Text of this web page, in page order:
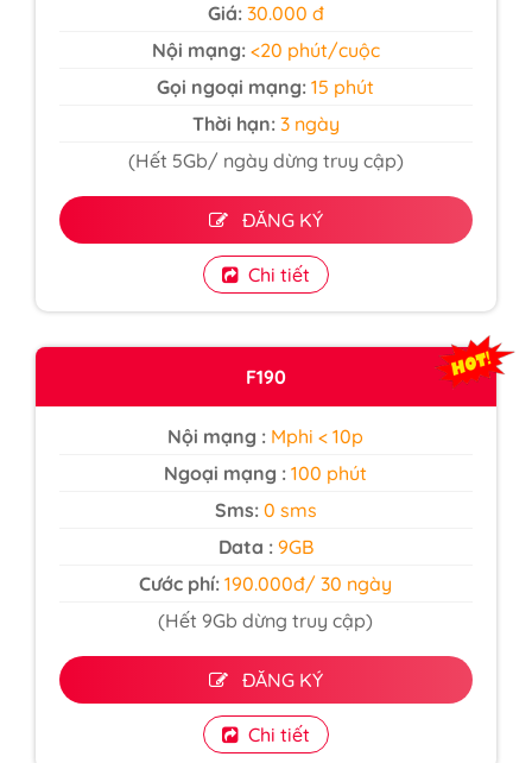
Giá: 30.000 đ
Nội mạng: <20 phút/cuộc
Gọi ngoại mạng: 15 phút
Thời hạn:3 ngày
(Hết 5Gb/ ngày dừng truy cập)
ĐĂNG KÝ
Chi tiết
F190
Nội mạng : Mphi < 10p
Ngoại mạng : 100 phút
Sms:0 sms
Data :9GB
Cước phí: 190.000đ/ 30 ngày
(Hết 9Gb dừng truy cập)
ĐĂNG KÝ
Chi tiết